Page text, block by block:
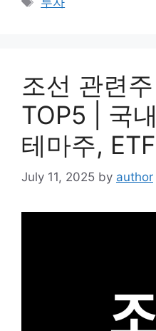
조선 관련
TOP5 | 국
테마주,
July 11, 2025 by author